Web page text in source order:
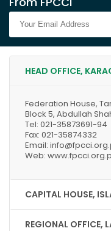
HEAD OFFICE,
Federation House,
Block 5, Abdullah
Tel: 021-35873691-94
Fax: 021-35874332
Email:
Web:
CAPITAL HOUSE,
REGIONAL OFFICE,